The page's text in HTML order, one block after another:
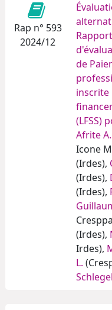
Rap n° 593
2024/12
de
inscrite
(LFSS)
Afrite A.
Icone
(Irdes),
(Irdes),
(Irdes),
(Irdes),
Irdes),
L.